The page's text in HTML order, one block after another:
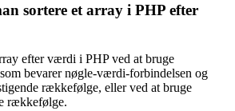
sortere et array i PHP efter
efter værdi i PHP ved at bruge
bevarer nøgle-værdi-forbindelsen og
rækkefølge, eller ved at bruge
rækkefølge.